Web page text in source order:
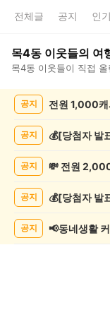
전체글 공지 인기
목4동 이웃들의 여
목4동 이웃들이 직접 올
록
공지 전원 1,000
공지
공지
공지
공지 📢동네생활